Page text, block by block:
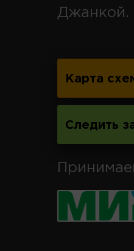
Джанкой.
Карта
Следить